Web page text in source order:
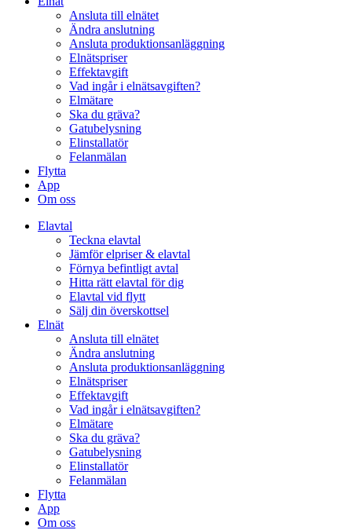
Ansluta till elnätet
Ändra anslutning
Ansluta produktionsanläggning
Elnätspriser
Effektavgift
Vad ingår i elnätsavgiften?
Elmätare
Ska du gräva?
Gatubelysning
Elinstallatör
Felanmälan
Flytta
App
Om oss
Elavtal
Teckna elavtal
Jämför elpriser & elavtal
Förnya befintligt avtal
Hitta rätt elavtal för dig
Elavtal vid flytt
Sälj din överskottsel
Elnät
Ansluta till elnätet
Ändra anslutning
Ansluta produktionsanläggning
Elnätspriser
Effektavgift
Vad ingår i elnätsavgiften?
Elmätare
Ska du gräva?
Gatubelysning
Elinstallatör
Felanmälan
Flytta
App
Om oss